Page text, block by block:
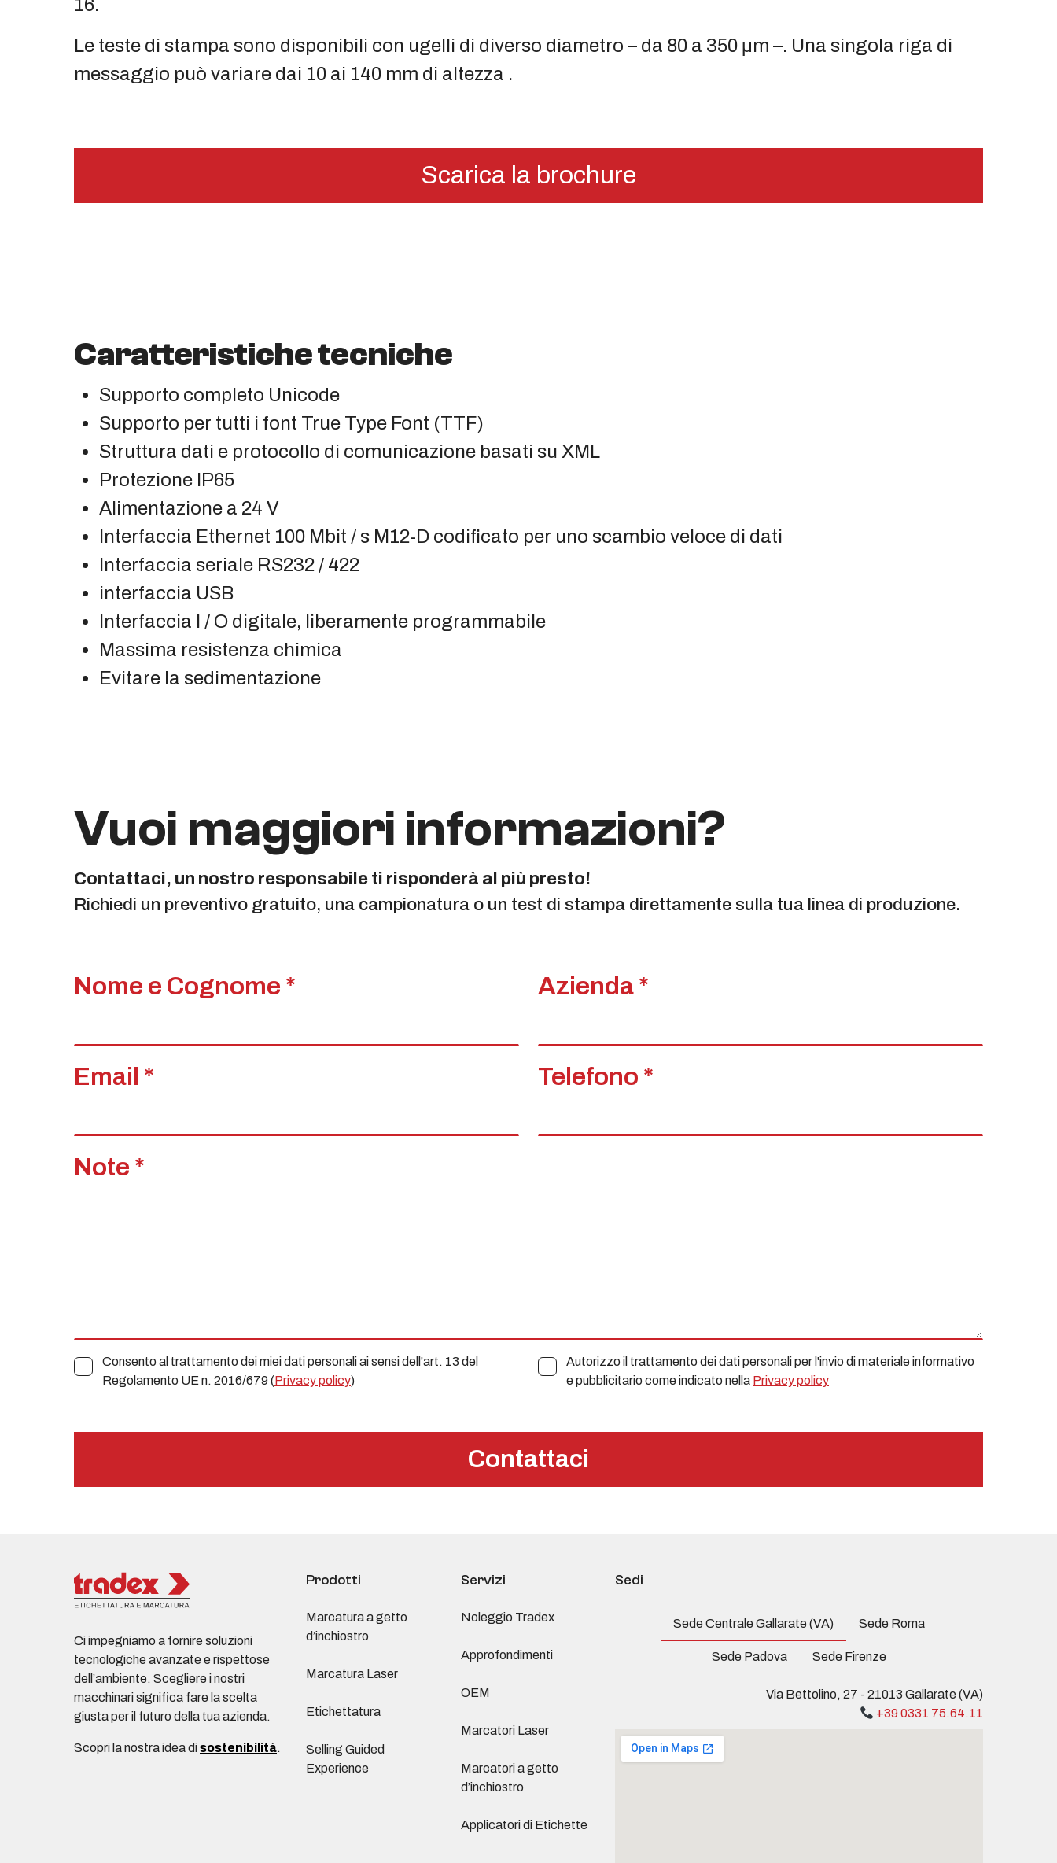
16.
Le teste di stampa sono disponibili con ugelli di diverso diametro – da 80 a 350 μm –. Una singola riga di
messaggio può variare dai 10 ai 140 mm di altezza .
Scarica la brochure
Caratteristiche tecniche
Supporto completo Unicode
Supporto per tutti i font True Type Font (TTF)
Struttura dati e protocollo di comunicazione basati su XML
Protezione IP65
Alimentazione a 24 V
Interfaccia Ethernet 100 Mbit / s M12-D codificato per uno scambio veloce di dati
Interfaccia seriale RS232 / 422
interfaccia USB
Interfaccia I / O digitale, liberamente programmabile
Massima resistenza chimica
Evitare la sedimentazione
Vuoi maggiori informazioni?
Contattaci, un nostro responsabile ti risponderà al più presto!
Richiedi un preventivo gratuito, una campionatura o un test di stampa direttamente sulla tua linea di produzione.
Nome e Cognome * Azienda *
Email * Telefono *
Note *
Consento al trattamento dei miei dati personali ai sensi dell'art. 13 del
Regolamento UE n. 2016/679 (Privacy policy)
Autorizzo il trattamento dei dati personali per l'invio di materiale informativo
e pubblicitario come indicato nella Privacy policy
Contattaci
Ci impegniamo a fornire soluzioni
tecnologiche avanzate e rispettose
dell’ambiente. Scegliere i nostri
macchinari significa fare la scelta
giusta per il futuro della tua azienda.
Scopri la nostra idea disostenibilità.
Prodotti
Marcatura a getto
d’inchiostro
Marcatura Laser
Etichettatura
Selling Guided
Experience
Servizi
Noleggio Tradex
Approfondimenti
OEM
Marcatori Laser
Marcatori a getto
d’inchiostro
Applicatori di Etichette
Sedi
Sede Centrale Gallarate (VA) Sede Roma
Sede Padova Sede Firenze
Via Bettolino, 27 - 21013 Gallarate (VA)
+39 0331 75.64.11